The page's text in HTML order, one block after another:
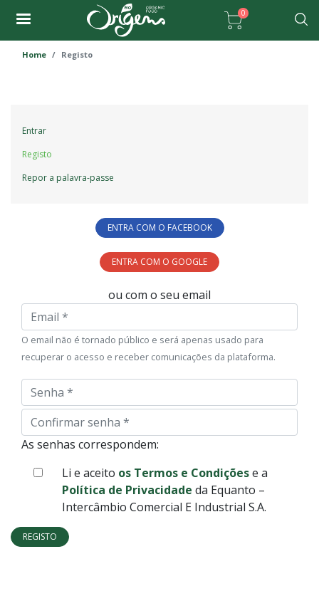
Passar
para
o
0
Home Registo
ENTRA COM O FACEBOOK
ENTRA COM O GOOGLE
ou com o seu email
Email
O email não é tornado público e será apenas usado para
recuperar o acesso e receber comunicações da plataforma.
Senha
Confirmar
senha
As senhas correspondem:
Li e aceito os Termos e Condiçõese a
Política de Privacidade da Equanto –
Intercâmbio Comercial E Industrial S.A.
REGISTO
Primary
Entrar
Registo
Repor a palavra-passe